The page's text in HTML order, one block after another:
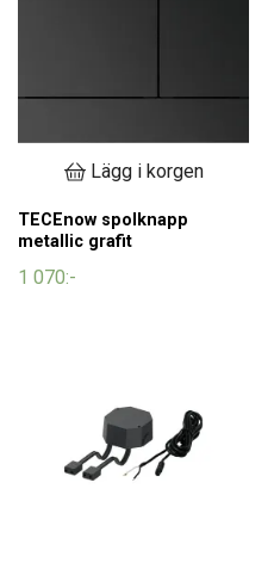
Lägg i korgen
TECEnow spolknapp
metallic grafit
1 070:-